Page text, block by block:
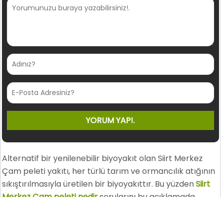
Alternatif bir yenilenebilir biyoyakıt olan Siirt Merkez
Çam peleti yakıtı, her türlü tarım ve ormancılık atığının
sıkıştırılmasıyla üretilen bir biyoyakıttır. Bu yüzdenSiirt